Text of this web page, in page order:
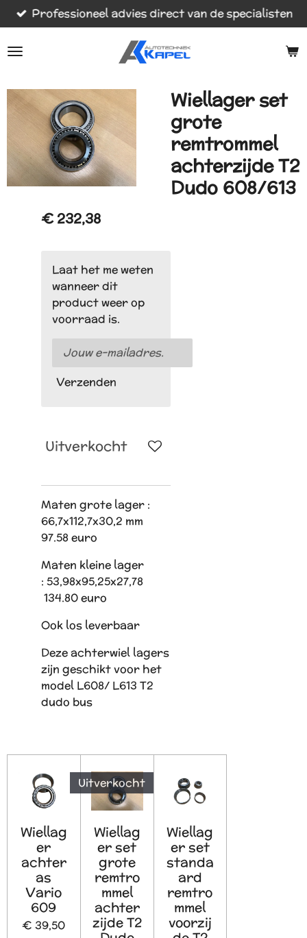
Ga
direct
naar
Professioneel advies direct van de specialisten
Wiellager set
grote
remtrommel
achterzijde T2
Dudo 608/613
€ 232,38
Laat het me weten
wanneer dit
product weer op
voorraad is.
Verzenden
Uitverkocht
Maten grote lager :
66,7x112,7x30,2 mm
97.58 euro
Maten kleine lager
: 53,98x95,25x27,78
134.80 euro
Ook los leverbaar
Deze achterwiel lagers
zijn geschikt voor het
model L608/ L613 T2
dudo bus
Wiellag
er
achter
as
Vario
609
€ 39,50
Uitverkocht
Wiellag
er set
grote
remtro
mmel
achter
zijde T2
Wiellag
er set
standa
ard
remtro
mmel
voorzij